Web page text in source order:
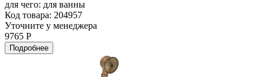
для чего: для ванны
Код товара: 204957
Уточните у менеджера
9765 Р
Подробнее